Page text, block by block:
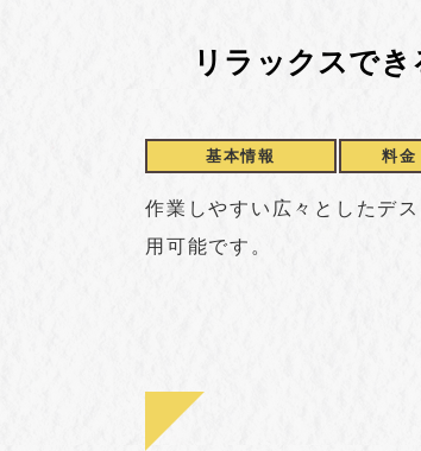
リラックスで
基本情報 料金
作業しやすい広々としたデ
用可能です。